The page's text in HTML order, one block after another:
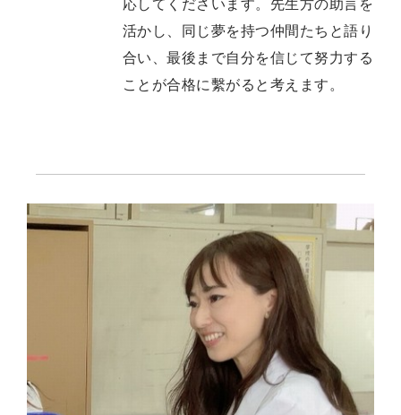
応してくださいます。先生方の助言を
活かし、同じ夢を持つ仲間たちと語り
合い、最後まで自分を信じて努力する
ことが合格に繫がると考えます。